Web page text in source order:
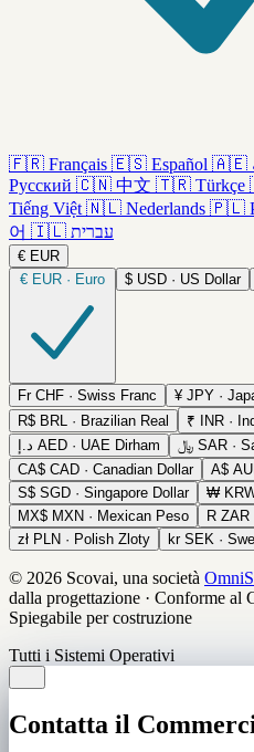
🇫🇷 Français 🇪🇸 Español 🇦🇪
Русский 🇨🇳 中文 🇹🇷 Türkçe
Tiếng Việt 🇳🇱 Nederlands 🇵🇱
어 🇮🇱 עברית
€ EUR
€ EUR · Euro $ USD · US Dollar
Fr CHF · Swiss Franc ¥ JPY ·
R$ BRL · Brazilian Real ₹ INR ·
د.إ AED · UAE Dirham ﷼ SAR ·
CA$ CAD · Canadian Dollar A$
S$ SGD · Singapore Dollar ₩
MX$ MXN · Mexican Peso R ZAR
zł PLN · Polish Zloty kr SEK ·
© 2026 Scovai, una società
dalla progettazione · Conforme al
Spiegabile per costruzione
Tutti i Sistemi Operativi
Contatta il